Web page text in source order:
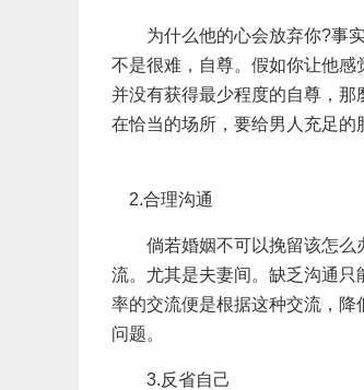
为什么他的心会放弃你?事实
不是很难，自尊。假如你让他
并没有获得最少程度的自尊，那
在恰当的场所，要给男人充足的
2.合理沟通
倘若婚姻不可以挽留该怎么
流。尤其是夫妻间。缺乏沟通
率的交流便是根据这种交流，
问题。
3.反省自己